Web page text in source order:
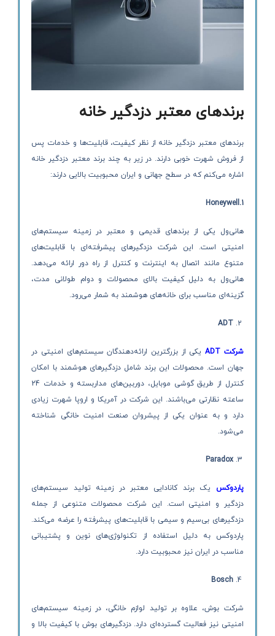
برندهای معتبر دزدگیر خانه
برندهای معتبر دزدگیر خانه از نظر کیفیت، قابلیت‌ها و خدمات پس
از فروش شهرت خوبی دارند. در زیر به چند برند معتبر دزدگیر خانه
اشاره می‌کنم که در سطح جهانی و ایران محبوبیت بالایی دارند:
1.
Honeywell
هانی‌ول یکی از برندهای قدیمی و معتبر در زمینه سیستم‌های
امنیتی است. این شرکت دزدگیرهای پیشرفته‌ای با قابلیت‌های
متنوع مانند اتصال به اینترنت و کنترل از راه دور ارائه می‌دهد.
هانی‌ول به دلیل کیفیت بالای محصولات و دوام طولانی مدت،
گزینه‌ای مناسب برای خانه‌های هوشمند به شمار می‌رود.
ADT
شرکت ADT
یکی از بزرگترین ارائه‌دهندگان سیستم‌های امنیتی در
جهان است. محصولات این برند شامل دزدگیرهای هوشمند با امکان
کنترل از طریق گوشی موبایل، دوربین‌های مداربسته و خدمات 24
ساعته نظارتی می‌باشند. این شرکت در آمریکا و اروپا شهرت زیادی
دارد و به عنوان یکی از پیشروان صنعت امنیت خانگی شناخته
می‌شود.
Paradox
پاردوکس یک برند کانادایی معتبر در زمینه تولید سیستم‌های
دزدگیر و امنیتی است. این شرکت محصولات متنوعی از جمله
دزدگیرهای بی‌سیم و سیمی با قابلیت‌های پیشرفته را عرضه می‌کند.
پاردوکس به دلیل استفاده از تکنولوژی‌های نوین و پشتیبانی
مناسب در ایران نیز محبوبیت دارد.
Bosch
شرکت بوش، علاوه بر تولید لوازم خانگی، در زمینه سیستم‌های
امنیتی نیز فعالیت گسترده‌ای دارد. دزدگیرهای بوش با کیفیت بالا و